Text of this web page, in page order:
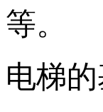
等。
电梯的